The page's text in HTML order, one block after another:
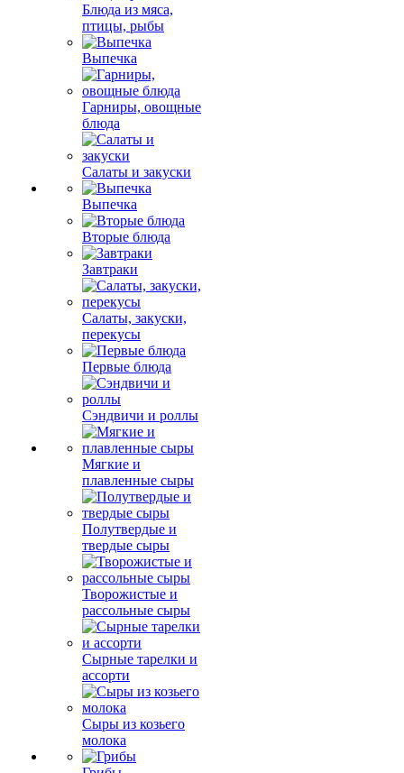
Блюда из мяса,
птицы, рыбы
Выпечка
Гарниры, овощные
блюда
Салаты и закуски
Выпечка
Вторые блюда
Завтраки
Салаты, закуски,
перекусы
Первые блюда
Сэндвичи и роллы
Мягкие и
плавленные сыры
Полутвердые и
твердые сыры
Творожистые и
рассольные сыры
Сырные тарелки и
ассорти
Сыры из козьего
молока